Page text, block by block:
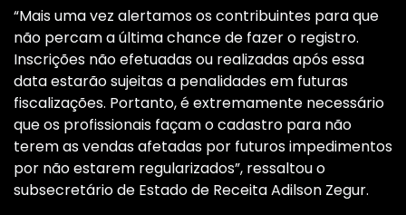
“Mais uma vez alertamos os contribuintes para que
não percam a última chance de fazer o registro.
Inscrições não efetuadas ou realizadas após essa
data estarão sujeitas a penalidades em futuras
fiscalizações. Portanto, é extremamente necessário
que os profissionais façam o cadastro para não
terem as vendas afetadas por futuros impedimentos
por não estarem regularizados”, ressaltou o
subsecretário de Estado de Receita Adilson Zegur.